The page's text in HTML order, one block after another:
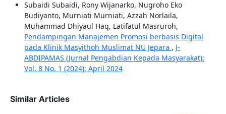
Subaidi Subaidi, Rony Wijanarko, Nugroho Eko
Budiyanto, Murniati Murniati, Azzah Norlaila,
Muhammad Dhiyaul Haq, Latifatul Masruroh,
Pendampingan Manajemen Promosi berbasis Digital
pada Klinik Masyithoh Muslimat NU Jepara , J-
ABDIPAMAS (Jurnal Pengabdian Kepada Masyarakat):
Vol. 8 No. 1 (2024): April 2024
Similar Articles